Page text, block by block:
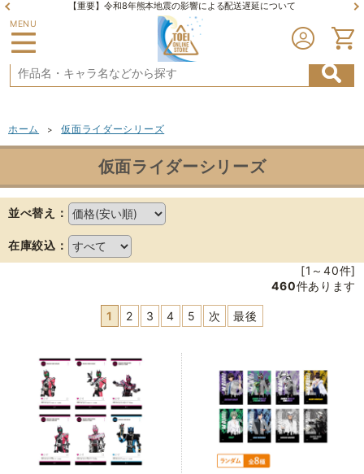
【重要】令和8年熊本地震の影響による配送遅延について
MENU
ホーム > 仮面ライダーシリーズ
仮面ライダーシリーズ
並べ替え：
在庫絞込：
[1～40件]
460件あります
1 2 3 4 5 次 最後